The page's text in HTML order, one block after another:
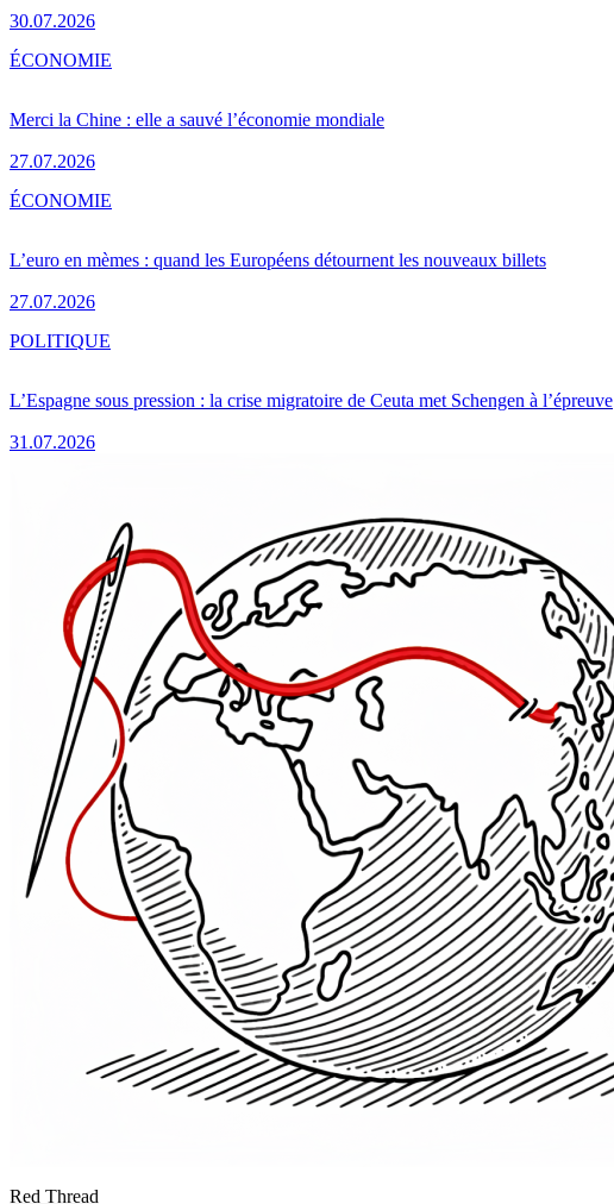
30.07.2026
Merci la Chine : elle a sauvé l’économie mondiale
27.07.2026
ÉCONOMIE
L’euro en mèmes : quand les Européens détournent les nouveaux billets
27.07.2026
ÉCONOMIE
L’Espagne sous pression : la crise migratoire de Ceuta met Schengen à l’épreuve
31.07.2026
POLITIQUE
Red Thread